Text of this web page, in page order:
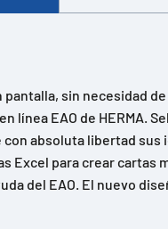
sin necesidad
línea EAO de HERMA.
absoluta libertad sus
Excel para crear cartas
del EAO. El nuevo